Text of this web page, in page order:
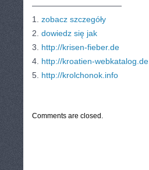
———————————
1. zobacz szczegóły
2. dowiedz się jak
3. http://krisen-fieber.de
4. http://kroatien-webkatalog.de
5. http://krolchonok.info
Comments are closed.